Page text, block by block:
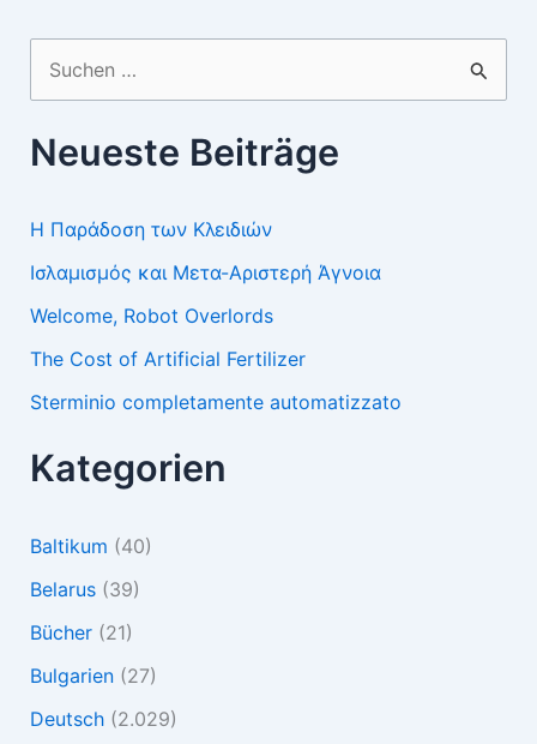
nach:
Neueste Beiträge
Η Παράδοση των Κλειδιών
Ισλαμισμός και Μετα-Αριστερή Άγνοια
Welcome, Robot Overlords
The Cost of Artificial Fertilizer
Sterminio completamente automatizzato
Kategorien
Baltikum (40)
Belarus(39)
Bücher(21)
Bulgarien(27)
Deutsch(2.029)